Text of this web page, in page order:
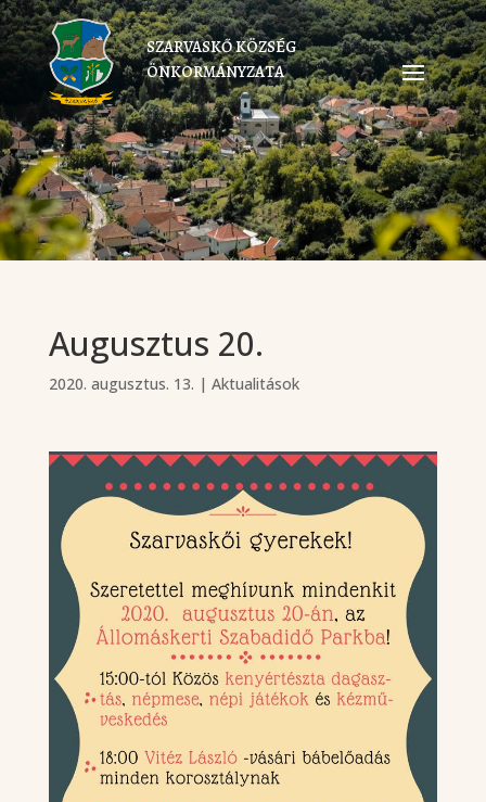
SZARVASKŐ KÖZSÉG
ÖNKORMÁNYZATA
Augusztus 20.
2020. augusztus. 13. | Aktualitások